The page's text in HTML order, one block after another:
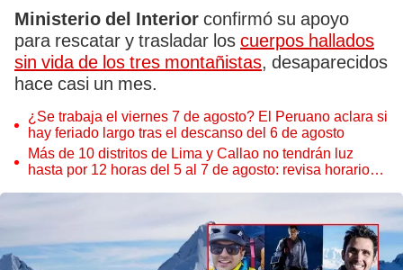
Ministerio del Interior confirmó su apoyo
para rescatar y trasladar los cuerpos hallados
sin vida de los tres montañistas, desaparecidos
hace casi un mes.
¿Se trabaja el viernes 7 de agosto? El Peruano aclara si
hay feriado largo tras el descanso del 6 de agosto
Más de 10 distritos de Lima y Callao no tendrán luz
hasta por 12 horas del 5 al 7 de agosto: revisa horarios y